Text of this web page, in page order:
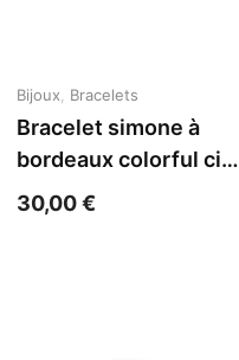
Bijoux Bracelets
Bracelet simone à
bordeaux colorful ciel
acier jaune
30,00€